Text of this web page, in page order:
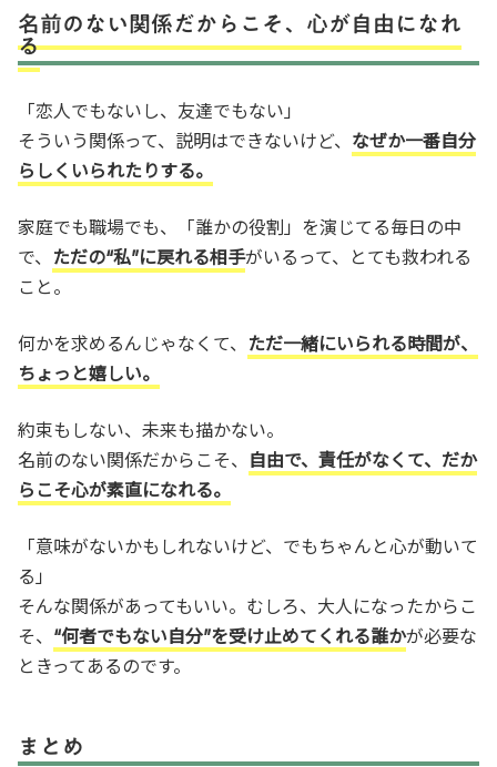
名前のない関係だからこそ、心が自由になれ
る
「恋人でもないし、友達でもない」
そういう関係って、説明はできないけど、 なぜか一番自分
らしくいられたりする。
家庭でも職場でも、「誰かの役割」を演じてる毎日の中
で、 ただの“私”に戻れる相手がいるって、とても救われる
こと。
何かを求めるんじゃなくて、 ただ一緒にいられる時間が、
ちょっと嬉しい。
約束もしない、未来も描かない。
名前のない関係だからこそ、 自由で、責任がなくて、だか
らこそ心が素直になれる。
「意味がないかもしれないけど、でもちゃんと心が動いて
る」
そんな関係があってもいい。むしろ、大人になったからこ
そ、 “何者でもない自分”を受け止めてくれる誰かが必要な
ときってあるのです。
まとめ